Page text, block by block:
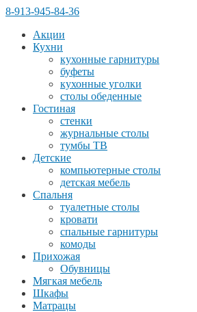
8-913-945-84-36
Акции
Кухни
кухонные гарнитуры
буфеты
кухонные уголки
столы обеденные
Гостиная
стенки
журнальные столы
тумбы ТВ
Детские
компьютерные столы
детская мебель
Спальня
туалетные столы
кровати
спальные гарнитуры
комоды
Прихожая
Обувницы
Мягкая мебель
Шкафы
Матрацы